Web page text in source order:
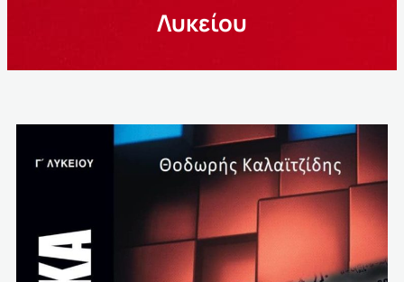
Λυκείου